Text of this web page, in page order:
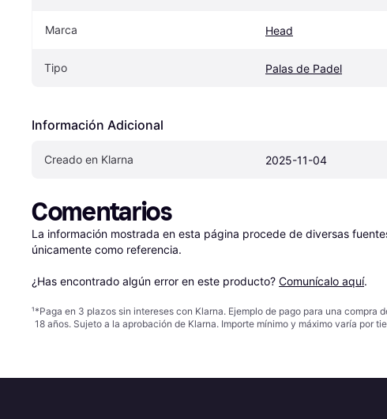
Marca Head
Tipo Palas de Padel
Información Adicional
Creado en Klarna 2025-11-04
Comentarios
La información mostrada en esta página procede de diversas
únicamente como referencia.
¿Has encontrado algún error en este producto? Comunícalo aquí.
¹*Paga en 3 plazos sin intereses con Klarna. Ejemplo de pago para una compra
18 años. Sujeto a la aprobación de Klarna. Importe mínimo y máximo varía por